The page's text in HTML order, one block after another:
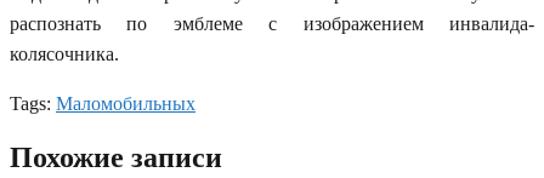
распознать по эмблеме с изображением инвалида-
колясочника.
Tags: Маломобильных
Похожие записи